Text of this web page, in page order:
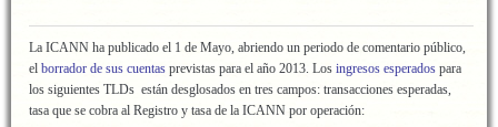
La ICANN ha publicado el 1 de Mayo, abriendo un periodo de comentario público,
el borrador de sus cuentas previstas para el año 2013. Los ingresos esperados para
los siguientes TLDs están desglosados en tres campos: transacciones esperadas,
tasa que se cobra al Registro y tasa de la ICANN por operación: